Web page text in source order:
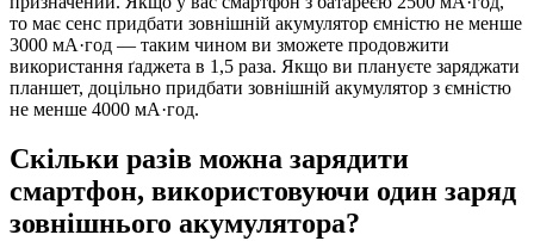
то має сенс придбати зовнішній акумулятор ємністю не менше
3000 мА·год — таким чином ви зможете продовжити
використання ґаджета в 1,5 раза. Якщо ви плануєте заряджати
планшет, доцільно придбати зовнішній акумулятор з ємністю
не менше 4000 мА·год.
Скільки разів можна зарядити
смартфон, використовуючи один заряд
зовнішнього акумулятора?